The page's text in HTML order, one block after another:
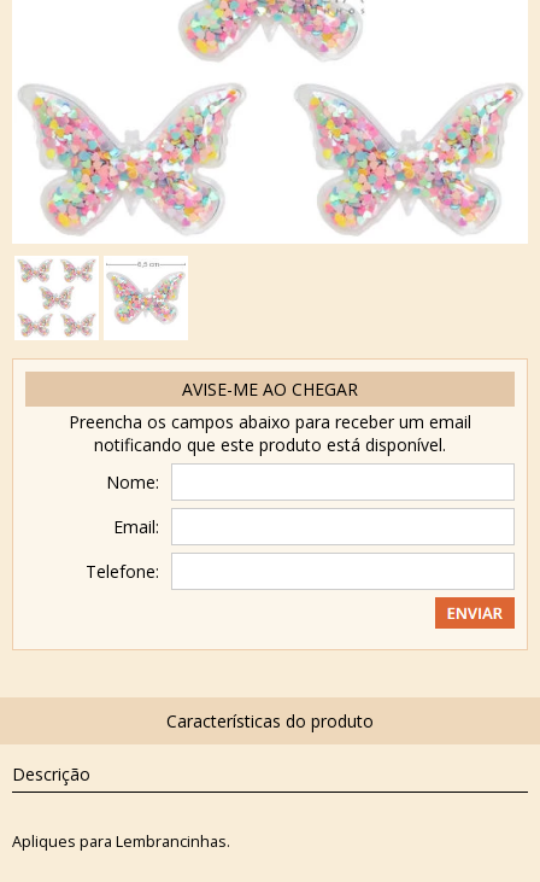
AVISE-ME AO CHEGAR
Preencha os campos abaixo para receber um email
notificando que este produto está disponível.
Nome:
Email:
Telefone:
Descrição
Apliques para Lembrancinhas.